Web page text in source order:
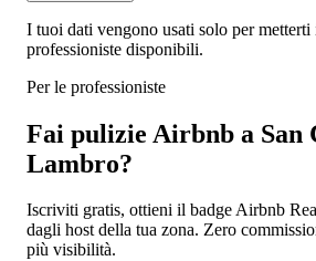
I tuoi dati vengono usati solo per
professioniste disponibili.
Per le professioniste
Fai pulizie Airbnb a San
Lambro?
Iscriviti gratis, ottieni il badge Airbnb
dagli host della tua zona. Zero
più visibilità.